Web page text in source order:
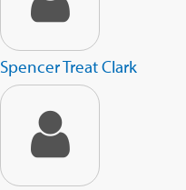
Spencer Treat Clark